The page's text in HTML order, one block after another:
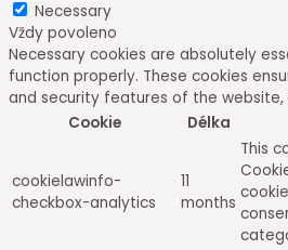
Necessary
Vždy povoleno
Necessary cookies are absolutely
function properly. These cookies
and security features of the website,
Cookie
Délka
cookielawinfo-
checkbox-analytics
11
months
This